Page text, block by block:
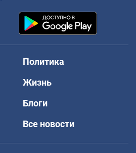
Политика
Жизнь
Блоги
Все новости